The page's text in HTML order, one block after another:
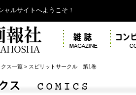
ャルサイトへようこそ！
クス一覧 > スピリットサークル 第1巻